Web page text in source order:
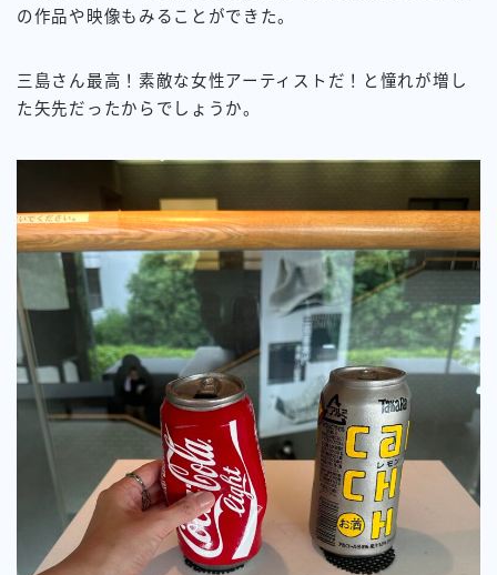
の作品や映像もみることができた。
三島さん最高！素敵な女性アーティストだ！と憧れが増し
た矢先だったからでしょうか。